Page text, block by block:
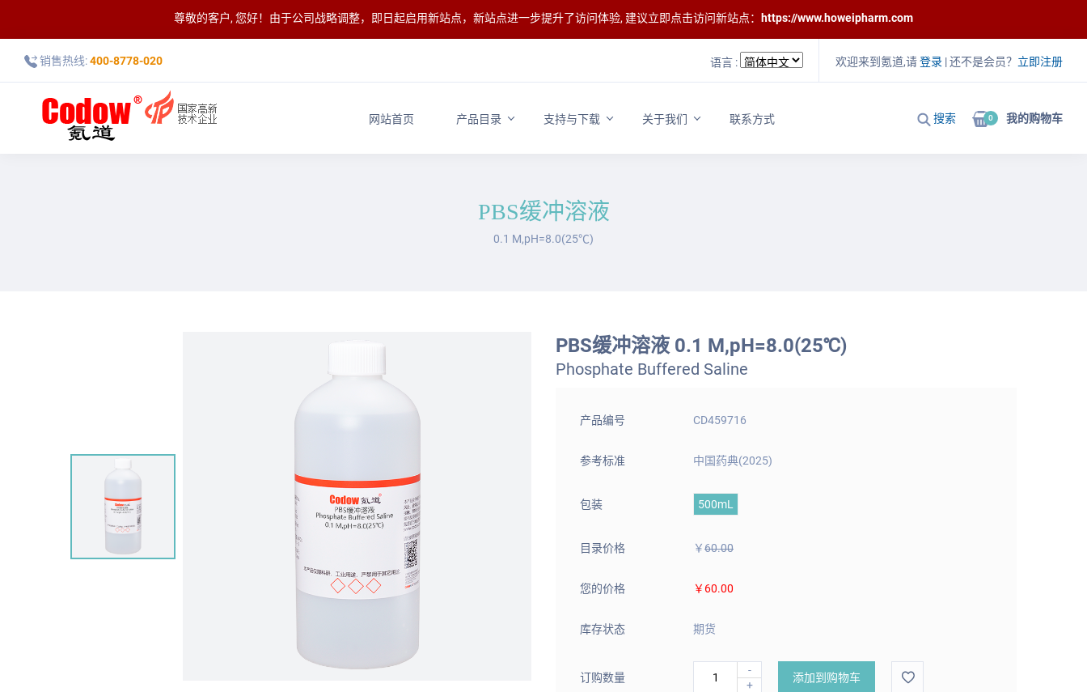
尊敬的客户, 您好！由于公司战略调整，即日起启用新站点，新站点进一步提升了访问体验, 建议立即点击访问新站点： https://www.howeipharm.com
销售热线:400-8778-020 语言 : 欢迎来到氪道,请登录 | 还不是会员？ 立即注册
网站首页 产品目录 支持与下载 关于我们 联系方式 搜索 0 我的购物车
PBS缓冲溶液
0.1 M,pH=8.0(25℃)
PBS缓冲溶液 0.1 M,pH=8.0(25℃)
Phosphate Buffered Saline
产品编号 CD459716
参考标准 中国药典(2025)
包装 500mL
目录价格 ￥60.00
您的价格 ￥60.00
库存状态 期货
订购数量
-
+
添加到购物车